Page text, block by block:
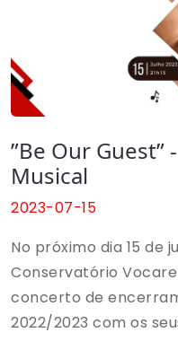
”Be Our
Musical
2023-07-15
No próximo dia 15 de
Conservatório
concerto de
2022/2023 com os